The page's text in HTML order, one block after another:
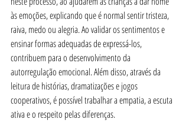
às emoções, explicando que é normal sentir tristeza,
raiva, medo ou alegria. Ao validar os sentimentos e
ensinar formas adequadas de expressá-los,
contribuem para o desenvolvimento da
autorregulação emocional. Além disso, através da
leitura de histórias, dramatizações e jogos
cooperativos, é possível trabalhar a empatia, a escuta
ativa e o respeito pelas diferenças.